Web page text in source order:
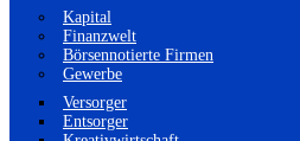
Kapital
Finanzwelt
Börsennotierte Firmen
Gewerbe
Versorger
Entsorger